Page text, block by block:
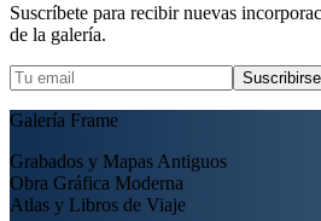
Suscríbete para recibir nuevas
de la galería.
Suscribirse
Galería Frame
Grabados y Mapas Antiguos
Obra Gráfica Moderna
Atlas y Libros de Viaje